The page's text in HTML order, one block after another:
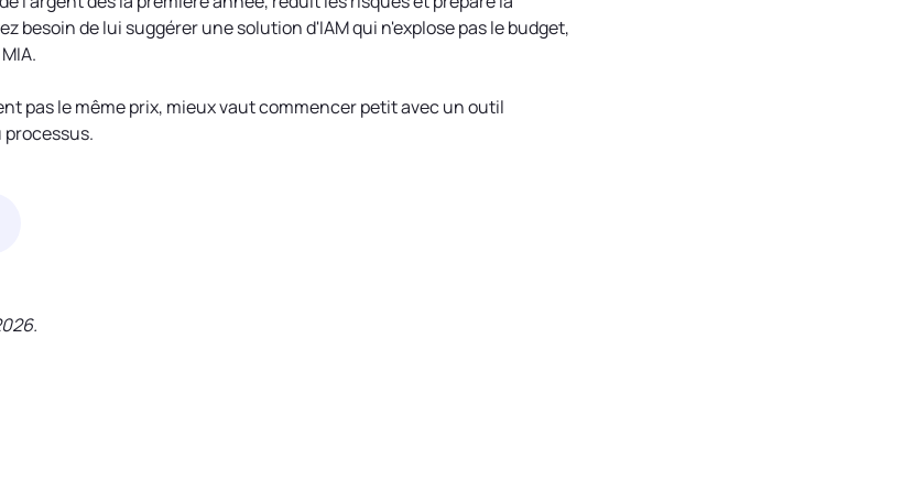
besoin de lui suggérer une solution d'IAM qui n'explose pas le budget,
pas le même prix, mieux vaut commencer petit avec un outil
processus.